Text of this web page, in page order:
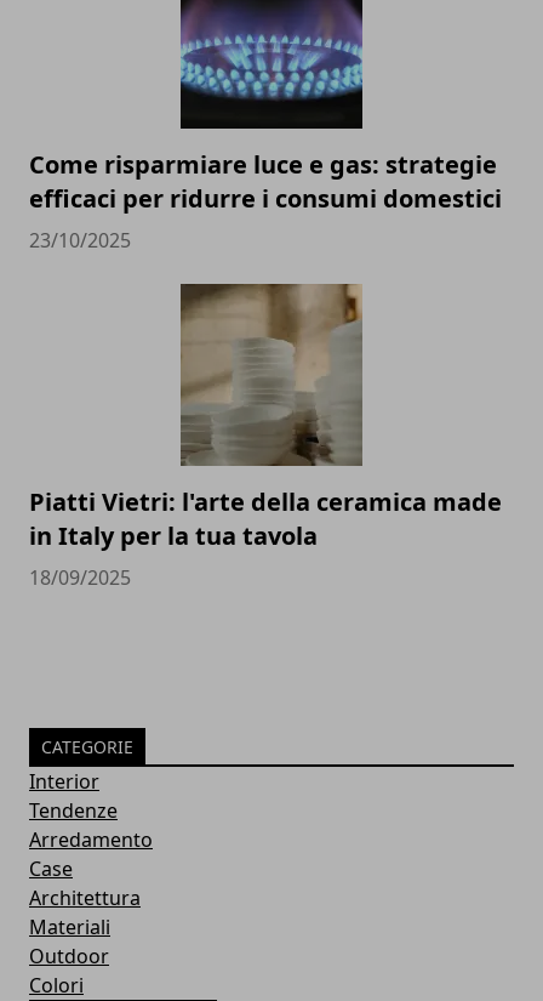
Come risparmiare luce e gas: strategie
efficaci per ridurre i consumi domestici
23/10/2025
Piatti Vietri: l'arte della ceramica made
in Italy per la tua tavola
18/09/2025
CATEGORIE
Interior
Tendenze
Arredamento
Case
Architettura
Materiali
Outdoor
Colori